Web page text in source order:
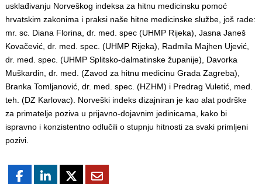
usklađivanju Norveškog indeksa za hitnu medicinsku pomoć
hrvatskim zakonima i praksi naše hitne medicinske službe, još rade:
mr. sc. Diana Florina, dr. med. spec (UHMP Rijeka), Jasna Janeš
Kovačević, dr. med. spec. (UHMP Rijeka), Radmila Majhen Ujević,
dr. med. spec. (UHMP Splitsko-dalmatinske županije), Davorka
Muškardin, dr. med. (Zavod za hitnu medicinu Grada Zagreba),
Branka Tomljanović, dr. med. spec. (HZHM) i Predrag Vuletić, med.
teh. (DZ Karlovac). Norveški indeks dizajniran je kao alat podrške
za primatelje poziva u prijavno-dojavnim jedinicama, kako bi
ispravno i konzistentno odlučili o stupnju hitnosti za svaki primljeni
pozivi.